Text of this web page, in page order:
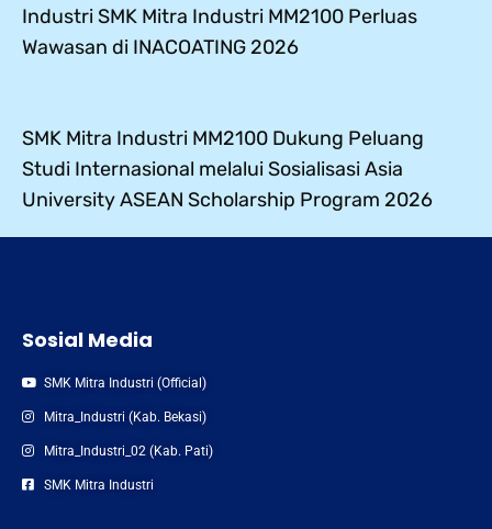
Industri SMK Mitra Industri MM2100 Perluas
Wawasan di INACOATING 2026
SMK Mitra Industri MM2100 Dukung Peluang
Studi Internasional melalui Sosialisasi Asia
University ASEAN Scholarship Program 2026
Sosial Media
SMK Mitra Industri (Official)
Mitra_Industri (Kab. Bekasi)
Mitra_Industri_02 (Kab. Pati)
SMK Mitra Industri